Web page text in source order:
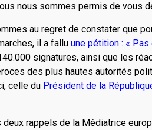
nous sommes permis de vous
au regret de constater que
il a fallu une pétition : « Pas
signatures, ainsi que les
des plus hautes autorités
celle du Président de la
rappels de la Médiatrice